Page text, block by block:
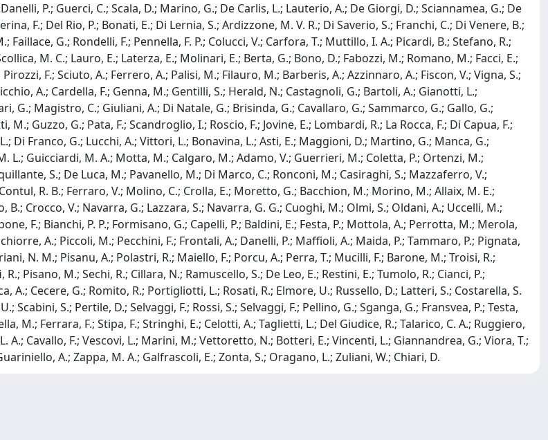
P.; Guerci, C.; Scala, D.; Marino, G.; De Carlis, L.; Lauterio, A.; De Giorgi, D.; Sciannamea, G.; De
F.; Del Rio, P.; Bonati, E.; Di Lernia, S.; Ardizzone, M. V. R.; Di Saverio, S.; Franchi, C.; Di Venere, B.;
G.; Rondelli, F.; Pennella, F. P.; Colucci, V.; Carfora, T.; Muttillo, I. A.; Picardi, B.; Stefano, R.;
M. C.; Lauro, E.; Laterza, E.; Molinari, E.; Berta, G.; Bono, D.; Fabozzi, M.; Romano, M.; Facci, E.;
F.; Sciuto, A.; Ferrero, A.; Palisi, M.; Filauro, M.; Barberis, A.; Azzinnaro, A.; Fiscon, V.; Vigna, S.;
A.; Cardella, F.; Genna, M.; Gentilli, S.; Herald, N.; Castagnoli, G.; Bartoli, A.; Gianotti, L.;
G.; Magistro, C.; Giuliani, A.; Di Natale, G.; Brisinda, G.; Cavallaro, G.; Sammarco, G.; Gallo, G.;
Guzzo, G.; Pata, F.; Scandroglio, I.; Roscio, F.; Jovine, E.; Lombardi, R.; La Rocca, F.; Di Capua, F.;
Di Franco, G.; Lucchi, A.; Vittori, L.; Bonavina, L.; Asti, E.; Maggioni, D.; Martino, G.; Manca, G.;
L.; Guicciardi, M. A.; Motta, M.; Calgaro, M.; Adamo, V.; Guerrieri, M.; Coletta, P.; Ortenzi, M.;
S.; De Luca, M.; Pavanello, M.; Di Marco, C.; Ronconi, M.; Casiraghi, S.; Mazzaferro, V.;
R. B.; Ferraro, V.; Molino, C.; Crolla, E.; Moretto, G.; Bacchion, M.; Morino, M.; Allaix, M. E.;
Crocco, V.; Navarra, G.; Lazzara, S.; Navarra, G. G.; Cuoghi, M.; Olmi, S.; Oldani, A.; Uccelli, M.;
F.; Bianchi, P. P.; Formisano, G.; Capelli, P.; Baldini, E.; Festa, P.; Mottola, A.; Perrotta, M.; Merola,
A.; Piccoli, M.; Pecchini, F.; Frontali, A.; Danelli, P.; Maffioli, A.; Maida, P.; Tammaro, P.; Pignata,
N. M.; Pisanu, A.; Polastri, R.; Maiello, F.; Porcu, A.; Perra, T.; Mucilli, F.; Barone, M.; Troisi, R.;
Pisano, M.; Sechi, R.; Cillara, N.; Ramuscello, S.; De Leo, E.; Restini, E.; Tumolo, R.; Cianci, P.;
A.; Cecere, G.; Romito, R.; Portigliotti, L.; Rosati, R.; Elmore, U.; Russello, D.; Latteri, S.; Costarella, S.
S.; Pertile, D.; Selvaggi, F.; Rossi, S.; Selvaggi, F.; Pellino, G.; Sganga, G.; Fransvea, P.; Testa,
M.; Ferrara, F.; Stipa, F.; Stringhi, E.; Celotti, A.; Taglietti, L.; Del Giudice, R.; Talarico, C. A.; Ruggiero,
A.; Cavallo, F.; Vescovi, L.; Marini, M.; Vettoretto, N.; Botteri, E.; Vincenti, L.; Giannandrea, G.; Viora, T.;
A.; Zappa, M. A.; Galfrascoli, E.; Zonta, S.; Oragano, L.; Zuliani, W.; Chiari, D.